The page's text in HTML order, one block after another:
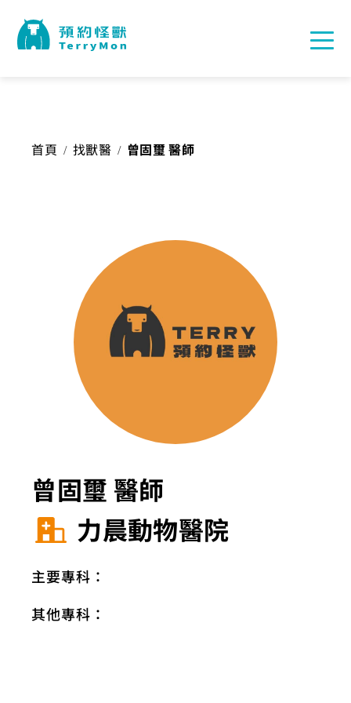
首頁 / 找獸醫 / 曾固璽 醫師
曾固璽 醫師
力晨動物醫院
主要專科：
其他專科：